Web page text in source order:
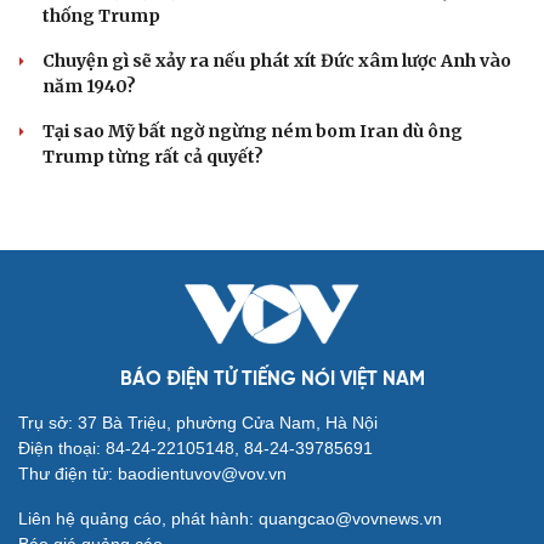
Tòa án Israel cấm sử dụng cá sấu để canh giữ nhà tù
Người di cư ngã gục sau khi bơi từ Ma Rốc sang Ceuta
Thái Lan cảnh báo phụ huynh, học sinh về ma túy LSD
“đội lốt” tem hoạt hình
thuyết pháp đầu tiên